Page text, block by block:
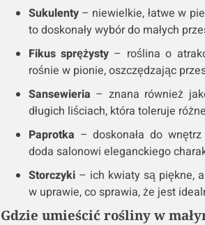
Sukulenty– niewielkie, łatwe w
to doskonały wybór do małych
Fikus sprężysty – roślina o
rośnie w pionie, oszczędzając
Sansewieria – znana również
długich liściach, która toleruje
Paprotka – doskonała do
doda salonowi eleganckiego
Storczyki– ich kwiaty są piękne,
w uprawie, co sprawia, że jest
Gdzie umieścić rośliny w